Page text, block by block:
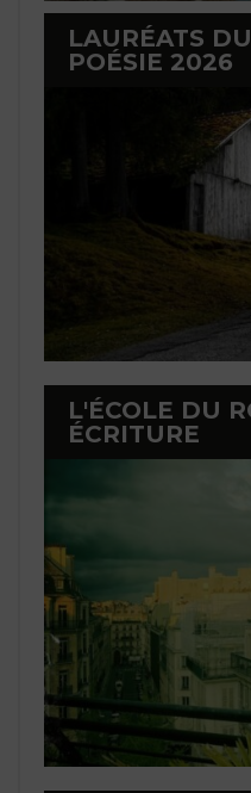
LAURÉATS
POÉSIE 2026
L'ÉCOLE DU
ÉCRITURE